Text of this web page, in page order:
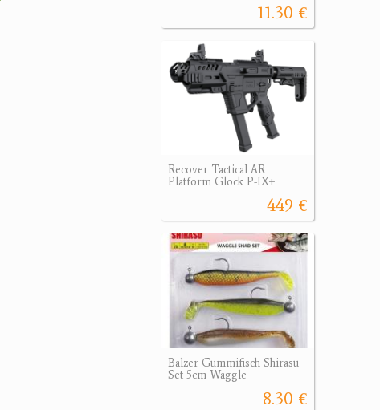
11.30 €
Recover Tactical AR
Platform Glock P-IX+
449 €
Balzer Gummifisch Shirasu
Set 5cm Waggle
8.30 €